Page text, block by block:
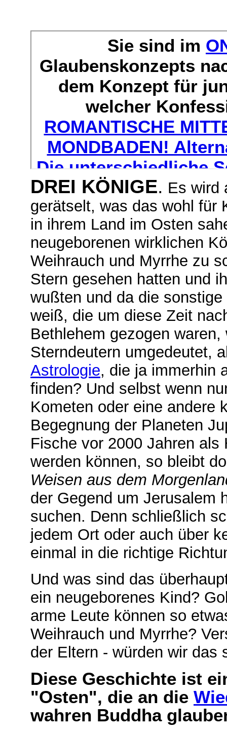
DREI KÖNIGE. Es wird
gerätselt, was das wohl für
in ihrem Land im Osten
neugeborenen wirklichen
Weihrauch und Myrrhe zu
Stern gesehen hatten und
wußten und da die
weiß, die um diese Zeit
Bethlehem gezogen
Sterndeutern umgedeutet,
Astrologie, die ja immerhin
finden? Und selbst wenn
Kometen oder eine andere
Begegnung der Planeten
Fische vor 2000 Jahren
werden können, so bleibt
Weisen aus dem
der Gegend um Jerusalem
suchen. Denn schließlich
jedem Ort oder auch über
einmal in die richtige
Und was sind das
ein neugeborenes Kind?
arme Leute können so
Weihrauch und Myrrhe?
der Eltern - würden wir das
Diese Geschichte ist
"Osten", die an die
wahren Buddha